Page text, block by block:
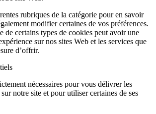
rubriques de la catégorie pour en savoir
modifier certaines de vos préférences.
de certains types de cookies peut avoir une
sur nos sites Web et les services que
d’offrir.
nécessaires pour vous délivrer les
notre site et pour utiliser certaines de ses